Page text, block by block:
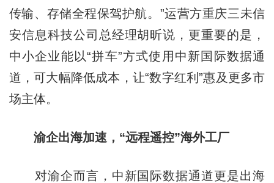
传输、存储全程保驾护航。”运营方重庆三未信
安信息科技公司总经理胡昕说，更重要的是，
中小企业能以“拼车”方式使用中新国际数据通
道，可大幅降低成本，让“数字红利”惠及更多市
场主体。
渝企出海加速，“远程遥控”海外工厂
对渝企而言，中新国际数据通道更是出海